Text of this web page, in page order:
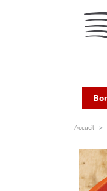
Accueil